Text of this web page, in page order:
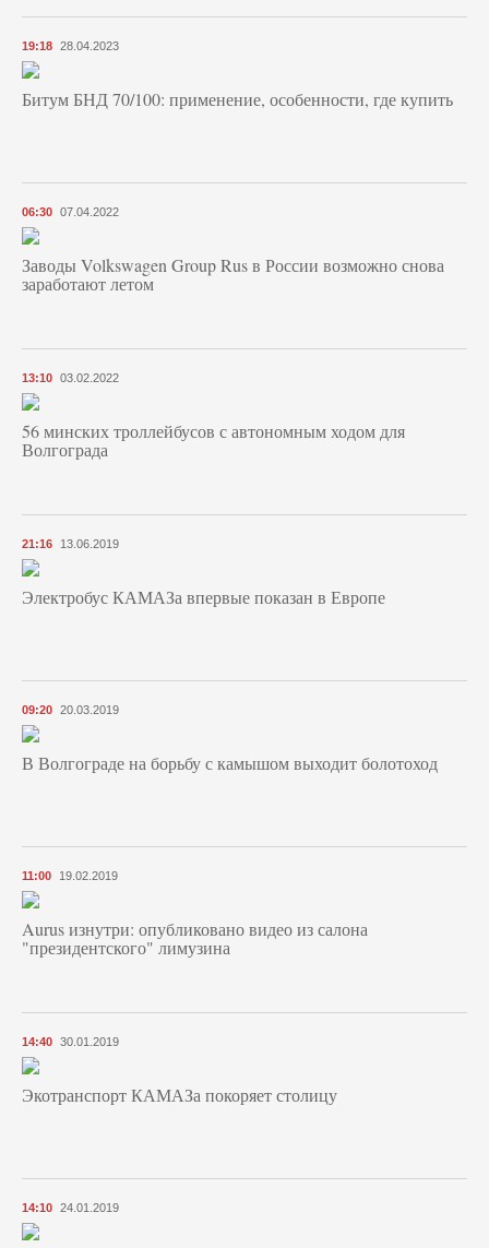
19:18 28.04.2023
Битум БНД 70/100: применение, особенности, где купить
06:30 07.04.2022
Заводы Volkswagen Group Rus в России возможно снова
заработают летом
13:10 03.02.2022
56 минских троллейбусов с автономным ходом для
Волгограда
21:16 13.06.2019
Электробус КАМАЗа впервые показан в Европе
09:20 20.03.2019
В Волгограде на борьбу с камышом выходит болотоход
11:00 19.02.2019
Aurus изнутри: опубликовано видео из салона
"президентского" лимузина
14:40 30.01.2019
Экотранспорт КАМАЗа покоряет столицу
14:10 24.01.2019